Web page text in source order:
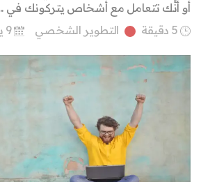
أو أنَّك تتعامل مع أشخاص يتركونك في ..
5 دقيقة
التطوير الشخصي 9 يونيو 2025